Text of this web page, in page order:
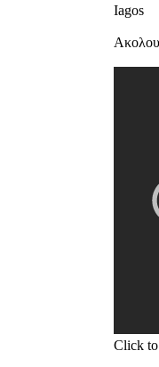
Iagos
Click